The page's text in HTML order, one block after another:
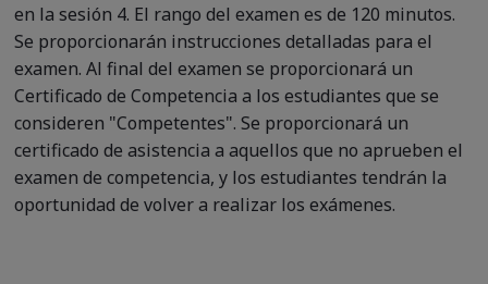
en la sesión 4. El rango del examen es de 120 minutos.
Se proporcionarán instrucciones detalladas para el
examen. Al final del examen se proporcionará un
Certificado de Competencia a los estudiantes que se
consideren "Competentes". Se proporcionará un
certificado de asistencia a aquellos que no aprueben el
examen de competencia, y los estudiantes tendrán la
oportunidad de volver a realizar los exámenes.